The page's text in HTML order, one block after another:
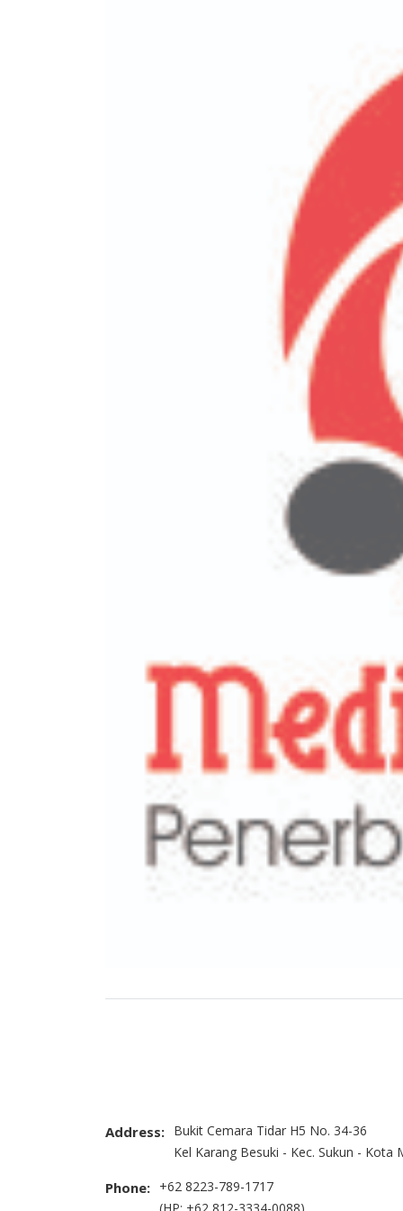
Address: Bukit Cemara Tidar H5 No. 34-36
Kel Karang Besuki - Kec. Sukun - Kota
Phone: +62 8223-789-1717
(HP: +62 812-3334-0088)